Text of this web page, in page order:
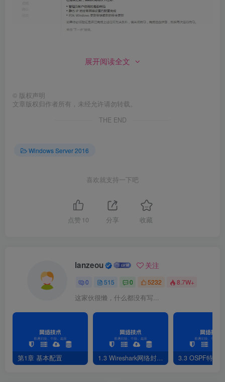
图1-75 选择安装类型
展开阅读全文
© 版权声明
文章版权归作者所有，未经允许请勿转载。
THE END
Windows Server 2016
喜欢就支持一下吧
点赞 10 分享 收藏
lanzeou 关注
0 515 0 5232 8.7W+
这家伙很懒，什么都没有写...
第1章 基本配置 1.3 Wireshark网络封包分析软件 3.3 OSPF特性